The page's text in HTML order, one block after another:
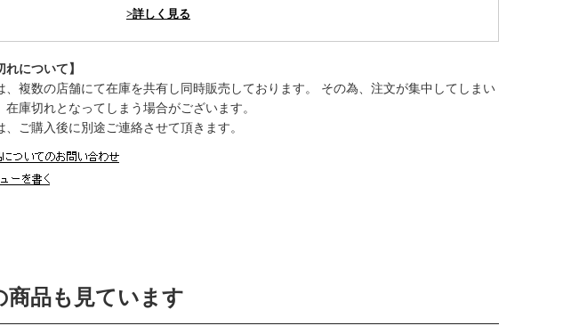
>詳しく見る
れについて】
、複数の店舗にて在庫を共有し同時販売しております。 その為、注文が集中してしまい
在庫切れとなってしまう場合がございます。
、ご購入後に別途ご連絡させて頂きます。
商品も見ています